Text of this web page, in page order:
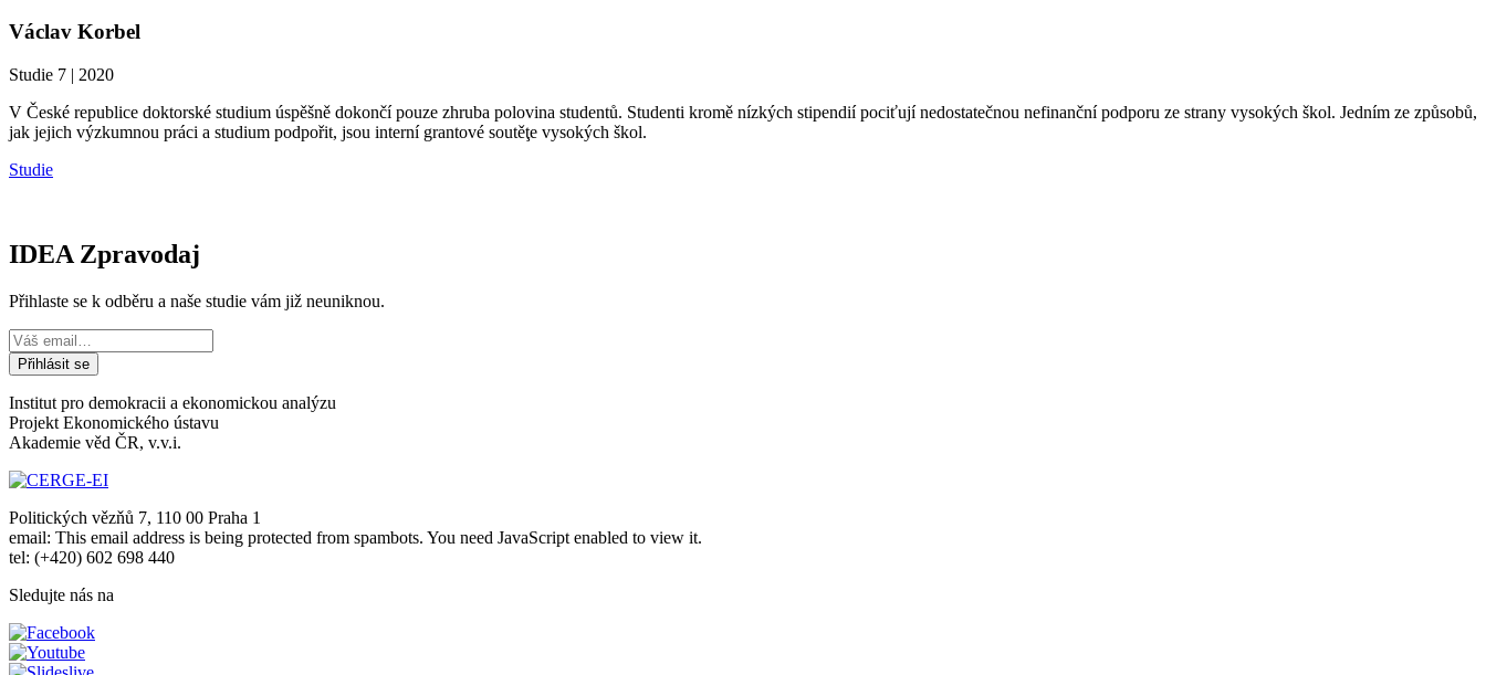
Václav Korbel
Studie 7 | 2020
V České republice doktorské studium úspěšně dokončí pouze zhruba polovina studentů. Studenti kromě nízkých stipendií pociťují nedostatečnou nefinanční podporu ze strany vysokých škol. Jedním ze způsobů,
jak jejich výzkumnou práci a studium podpořit, jsou interní grantové soutěţe vysokých škol.
Studie
IDEA Zpravodaj
Přihlaste se k odběru a naše studie vám již neuniknou.
Institut pro demokracii a ekonomickou analýzu
Projekt Ekonomického ústavu
Akademie věd ČR, v.v.i.
Politických vězňů 7, 110 00 Praha 1
email: This email address is being protected from spambots. You need JavaScript enabled to view it.
tel: (+420) 602 698 440
Sledujte nás na